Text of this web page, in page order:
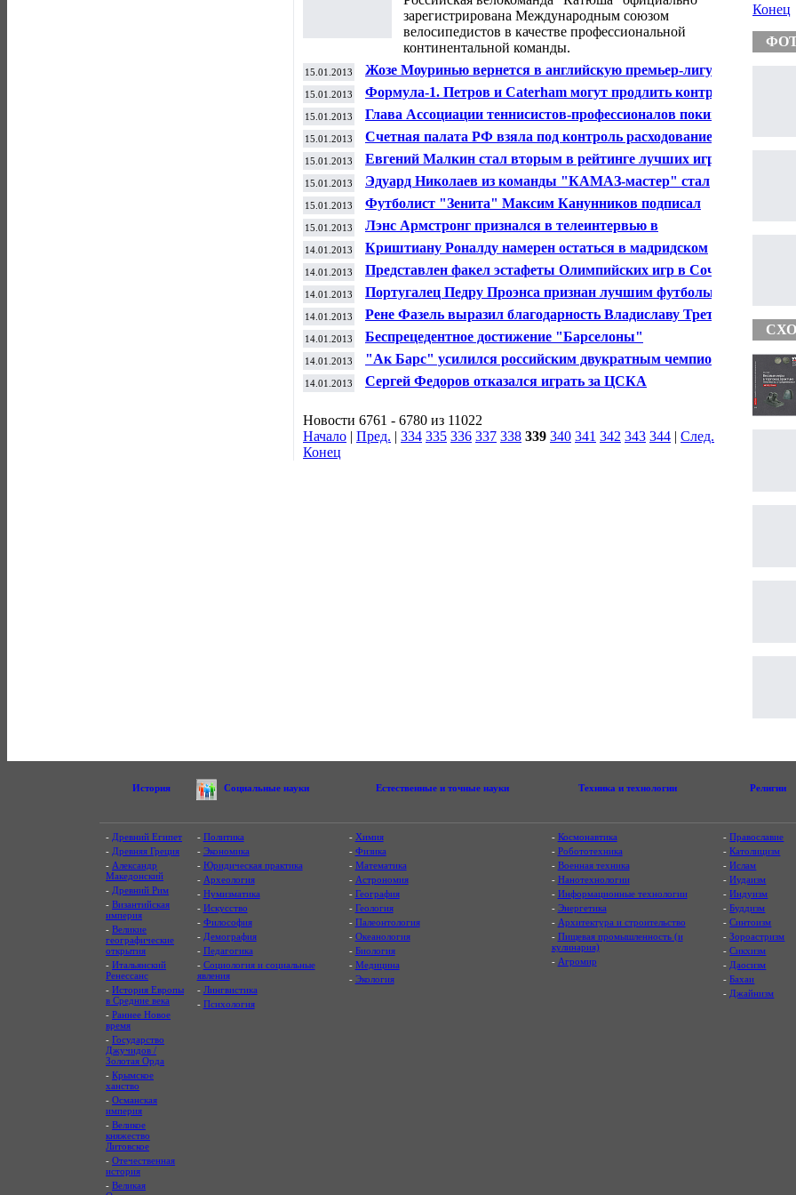
зарегистрирована Международным союзом
велосипедистов в качестве профессиональной
континентальной команды.
15.01.2013 Жозе Моуринью вернется в английскую премьер-лигу
15.01.2013 Формула-1. Петров и Caterham могут продлить контракт
15.01.2013
Глава Ассоциации теннисистов-профессионалов покинет
свой пост из-за неизлечимой болезни
15.01.2013
Счетная палата РФ взяла под контроль расходование
средств на строительство к ЧМ-2018
15.01.2013
Евгений Малкин стал вторым в рейтинге лучших игроков
НХЛ
15.01.2013
Эдуард Николаев из команды "КАМАЗ-мастер" стал
лидером на ралли "Дакар-2013"
15.01.2013
Футболист "Зенита" Максим Канунников подписал
контракт с пермским "Амкаром"
15.01.2013
Лэнс Армстронг признался в телеинтервью в
употреблении допинга
14.01.2013
Криштиану Роналду намерен остаться в мадридском
"Реале" до 2015 года
14.01.2013 Представлен факел эстафеты Олимпийских игр в Сочи
14.01.2013
Португалец Педру Проэнса признан лучшим футбольным
арбитром 2012 года
14.01.2013
Рене Фазель выразил благодарность Владиславу Третьяку
за организацию молодежного чемпионата мира по хоккею
14.01.2013 Беспрецедентное достижение "Барселоны"
14.01.2013
"Ак Барс" усилился российским двукратным чемпионом
мира
14.01.2013 Сергей Федоров отказался играть за ЦСКА
Новости 6761 - 6780 из 11022
Начало | Пред. | 334 335 336 337 338 339 340 341 342 343 344 | След.
Конец
Конец
История Социальные науки Естественные и точные науки Техника и технологии Религии
- Древний Египет
- Древняя Греция
- Александр
Македонский
- Древний Рим
- Византийская
империя
- Великие
географические
открытия
- Итальянский
Ренессанс
- История Европы
в Средние века
- Раннее Новое
время
- Государство
Джучидов /
Золотая Орда
- Крымское
ханство
- Османская
империя
- Великое
княжество
Литовское
- Отечественная
история
- Великая
- Политика
- Экономика
- Юридическая практика
- Археология
- Нумизматика
- Искусство
- Философия
- Демография
- Педагогика
- Социология и социальные
явления
- Лингвистика
- Психология
- Химия
- Физика
- Математика
- Астрономия
- География
- Геология
- Палеонтология
- Океанология
- Биология
- Медицина
- Экология
- Космонавтика
- Робототехника
- Военная техника
- Нанотехнологии
- Информационные технологии
- Энергетика
- Архитектура и строительство
- Пищевая промышленность (и
кулинария)
- Агромир
-Православие
-Католицизм
-Ислам
-Иудаизм
-Индуизм
-Буддизм
-Синтоизм
-Зороастризм
-Сикхизм
- Даосизм
-Бахаи
- Джайнизм